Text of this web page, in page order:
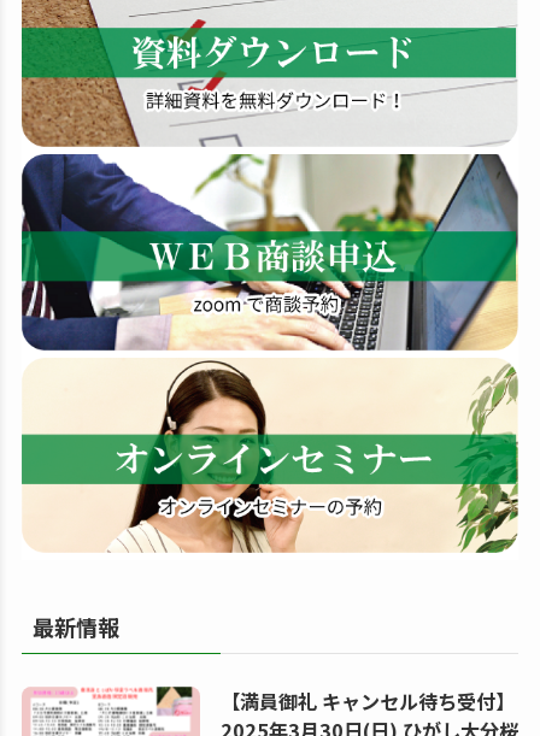
索
す
る
最新情報
【満員御礼 キャンセル待ち受付】